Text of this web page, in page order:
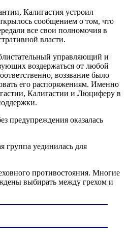
Калигастия устроил
сообщением о том, что
все свои полномочия в
власти.
управляющий и
воздержаться от любой
воззвание было
его распоряжениям. Именно
Калигастии и Люциферу в
предупреждения оказалась
группа уединилась для
противостояния. Многие
выбирать между грехом и